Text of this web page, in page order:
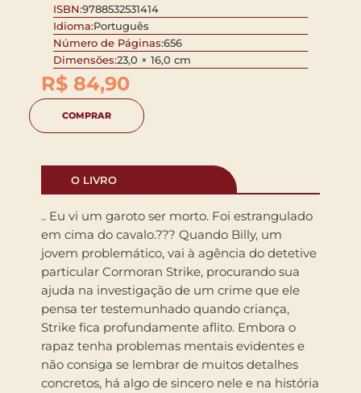
ISBN:9788532531414
Idioma:Português
Número de Páginas:656
Dimensões:23,0 × 16,0 cm
R$ 84,90
COMPRAR
O LIVRO
.. Eu vi um garoto ser morto. Foi estrangulado
em cima do cavalo.??? Quando Billy, um
jovem problemático, vai à agência do detetive
particular Cormoran Strike, procurando sua
ajuda na investigação de um crime que ele
pensa ter testemunhado quando criança,
Strike fica profundamente aflito. Embora o
rapaz tenha problemas mentais evidentes e
não consiga se lembrar de muitos detalhes
concretos, há algo de sincero nele e na história